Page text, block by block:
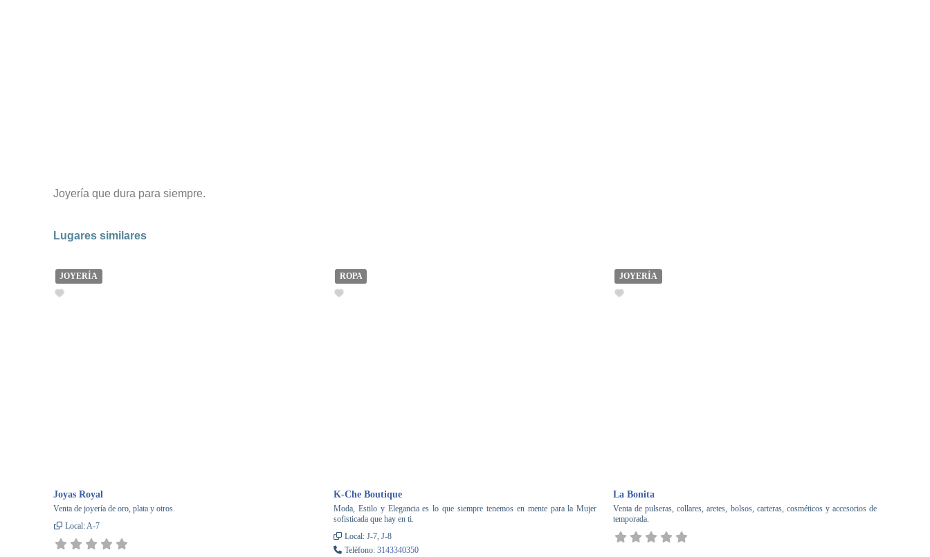
Joyería que dura para siempre.
Lugares similares
JOYERÍA
Joyas Royal
Venta de joyería de oro, plata y otros.
Local:A-7
ROPA
K-Che Boutique
Moda, Estilo y Elegancia es lo que siempre tenemos en mente para la Mujer
sofisticada que hay en ti.
Local:J-7, J-8
Teléfono:3143340350
JOYERÍA
La Bonita
Venta de pulseras, collares, aretes, bolsos, carteras, cosméticos y accesorios de
temporada.